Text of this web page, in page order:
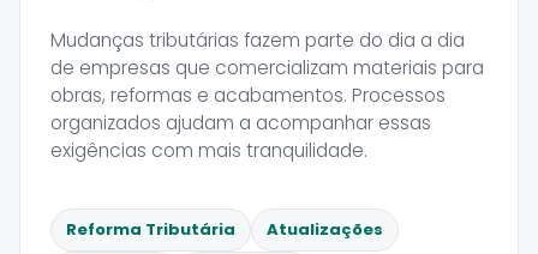
Mudanças tributárias fazem parte do dia a dia
de empresas que comercializam materiais para
obras, reformas e acabamentos. Processos
organizados ajudam a acompanhar essas
exigências com mais tranquilidade.
Reforma Tributária
Atualizações